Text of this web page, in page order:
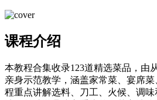
课程介绍
本教程合集收录123道精选菜品，由
亲身示范教学，涵盖家常菜、宴席
程重点讲解选料、刀工、火候、调